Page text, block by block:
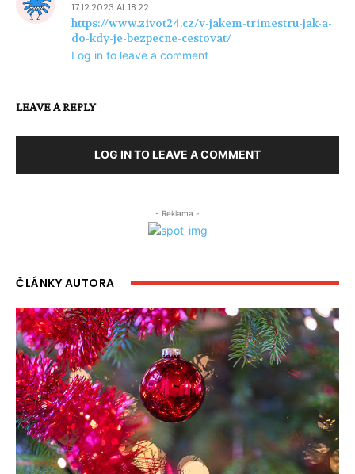
17.12.2023 At 18:22
https://www.zivot24.cz/v-jakem-trimestru-jak-a-
do-kdy-je-bezpecne-cestovat/
Log in to leave a comment
LEAVE A REPLY
LOG IN TO LEAVE A COMMENT
- Reklama -
ČLÁNKY AUTORA